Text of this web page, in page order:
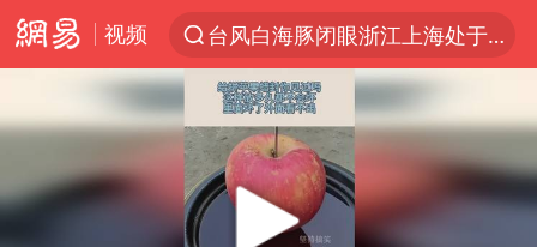
视频
台风白海豚闭眼浙江上海处于危险半圆
香港火灾调查报告：大火或由烟头引起
浙江台州《告全体市民书》
以媒：穆杰塔巴被紧急送医情况危急